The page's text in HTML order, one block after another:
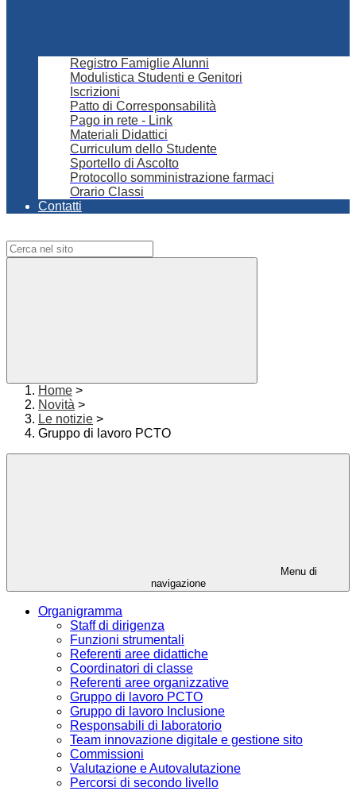
Registro Famiglie Alunni
Modulistica Studenti e Genitori
Iscrizioni
Patto di Corresponsabilità
Pago in rete - Link
Materiali Didattici
Curriculum dello Studente
Sportello di Ascolto
Protocollo somministrazione farmaci
Orario Classi
Contatti
Home >
Novità >
Le notizie >
Gruppo di lavoro PCTO
Menu di
navigazione
Organigramma
Staff di dirigenza
Funzioni strumentali
Referenti aree didattiche
Coordinatori di classe
Referenti aree organizzative
Gruppo di lavoro PCTO
Gruppo di lavoro Inclusione
Responsabili di laboratorio
Team innovazione digitale e gestione sito
Commissioni
Valutazione e Autovalutazione
Percorsi di secondo livello